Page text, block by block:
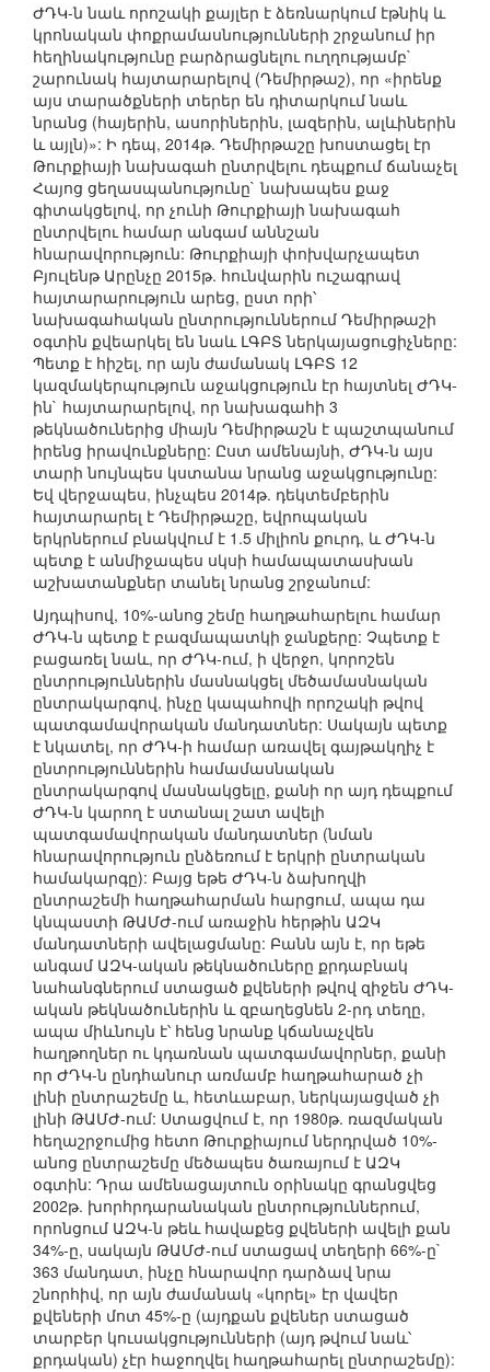
ԺԴԿ-ն նաև որոշակի քայլեր է ձեռնարկում էթնիկ և
կրոնական փոքրամասնությունների շրջանում իր
հեղինակությունը բարձրացնելու ուղղությամբ`
շարունակ հայտարարելով (Դեմիրթաշ), որ «իրենք
այս տարածքների տերեր են դիտարկում նաև
նրանց (հայերին, ասորիներին, լազերին, ալևիներին
և այլն)»: Ի դեպ, 2014թ. Դեմիրթաշը խոստացել էր
Թուրքիայի նախագահ ընտրվելու դեպքում ճանաչել
Հայոց ցեղասպանությունը` նախապես քաջ
գիտակցելով, որ չունի Թուրքիայի նախագահ
ընտրվելու համար անգամ աննշան
հնարավորություն: Թուրքիայի փոխվարչապետ
Բյուլենթ Արընչը 2015թ. հունվարին ուշագրավ
հայտարարություն արեց, ըստ որի՝
նախագահական ընտրություններում Դեմիրթաշի
օգտին քվեարկել են նաև ԼԳԲՏ ներկայացուցիչները:
Պետք է հիշել, որ այն ժամանակ ԼԳԲՏ 12
կազմակերպություն աջակցություն էր հայտնել ԺԴԿ-
ին` հայտարարելով, որ նախագահի 3
թեկնածուներից միայն Դեմիրթաշն է պաշտպանում
իրենց իրավունքները: Ըստ ամենայնի, ԺԴԿ-ն այս
տարի նույնպես կստանա նրանց աջակցությունը:
Եվ վերջապես, ինչպես 2014թ. դեկտեմբերին
հայտարարել է Դեմիրթաշը, եվրոպական
երկրներում բնակվում է 1.5 միլիոն քուրդ, և ԺԴԿ-ն
պետք է անմիջապես սկսի համապատասխան
աշխատանքներ տանել նրանց շրջանում:
Այդպիսով, 10%-անոց շեմը հաղթահարելու համար
ԺԴԿ-ն պետք է բազմապատկի ջանքերը: Չպետք է
բացառել նաև, որ ԺԴԿ-ում, ի վերջո, կորոշեն
ընտրություններին մասնակցել մեծամասնական
ընտրակարգով, ինչը կապահովի որոշակի թվով
պատգամավորական մանդատներ: Սակայն պետք
է նկատել, որ ԺԴԿ-ի համար առավել գայթակղիչ է
ընտրություններին համամասնական
ընտրակարգով մասնակցելը, քանի որ այդ դեպքում
ԺԴԿ-ն կարող է ստանալ շատ ավելի
պատգամավորական մանդատներ (նման
հնարավորություն ընձեռում է երկրի ընտրական
համակարգը): Բայց եթե ԺԴԿ-ն ձախողվի
ընտրաշեմի հաղթահարման հարցում, ապա դա
կնպաստի ԹԱՄԺ-ում առաջին հերթին ԱԶԿ
մանդատների ավելացմանը: Բանն այն է, որ եթե
անգամ ԱԶԿ-ական թեկնածուները քրդաբնակ
նահանգներում ստացած քվեների թվով զիջեն ԺԴԿ-
ական թեկնածուներին և զբաղեցնեն 2-րդ տեղը,
ապա միևնույն է՝ հենց նրանք կճանաչվեն
հաղթողներ ու կդառնան պատգամավորներ, քանի
որ ԺԴԿ-ն ընդհանուր առմամբ հաղթահարած չի
լինի ընտրաշեմը և, հետևաբար, ներկայացված չի
լինի ԹԱՄԺ-ում: Ստացվում է, որ 1980թ. ռազմական
հեղաշրջումից հետո Թուրքիայում ներդրված 10%-
անոց ընտրաշեմը մեծապես ծառայում է ԱԶԿ
օգտին: Դրա ամենացայտուն օրինակը գրանցվեց
2002թ. խորհրդարանական ընտրություններում,
որոնցում ԱԶԿ-ն թեև հավաքեց քվեների ավելի քան
34%-ը, սակայն ԹԱՄԺ-ում ստացավ տեղերի 66%-ը`
363 մանդատ, ինչը հնարավոր դարձավ նրա
շնորհիվ, որ այն ժամանակ «կորել» էր վավեր
քվեների մոտ 45%-ը (այդքան քվեներ ստացած
տարբեր կուսակցությունների (այդ թվում նաև՝
քրդական) չէր հաջողվել հաղթահարել ընտրաշեմը):